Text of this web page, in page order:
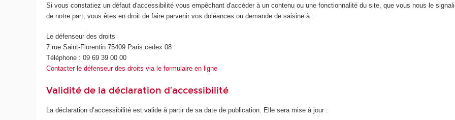
Si vous constatiez un défaut d'accessibilité vous empêchant d'accéder à un contenu ou une fonctionnalité du site, que vous nous le
de notre part, vous êtes en droit de faire parvenir vos doléances ou demande de saisine à :
Le défenseur des droits
7 rue Saint-Florentin 75409 Paris cedex 08
Téléphone : 09 69 39 00 00
Contacter le défenseur des droits via le formulaire en ligne
Validité de la déclaration d’accessibilité
La déclaration d’accessibilité est valide à partir de sa date de publication. Elle sera mise à jour :